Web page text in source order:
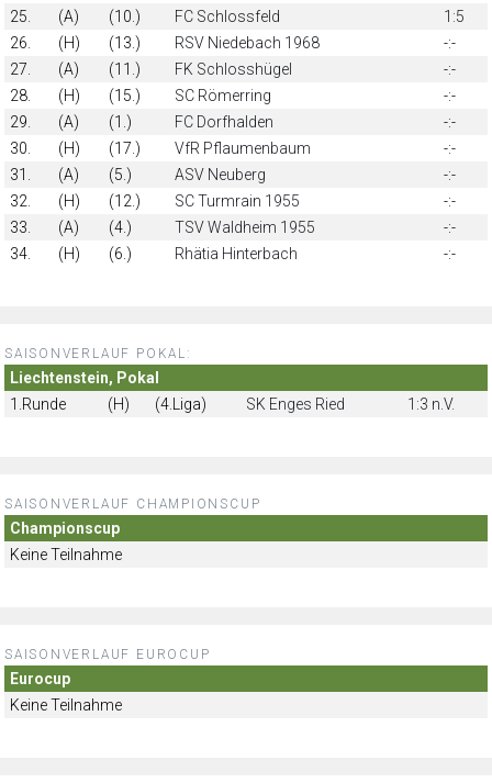
25.
(A) (10.) FC Schlossfeld
1:5
26.
(H) (13.) RSV Niedebach 1968
-:-
27.
(A) (11.) FK Schlosshügel
-:-
28.
(H) (15.) SC Römerring
-:-
29.
(A) (1.) FC Dorfhalden
-:-
30.
(H) (17.) VfR Pflaumenbaum
-:-
31.
(A) (5.) ASV Neuberg
-:-
32.
(H) (12.) SC Turmrain 1955
-:-
33.
(A) (4.) TSV Waldheim 1955
-:-
34.
(H) (6.) Rhätia Hinterbach -:-
SAISONVERLAUF POKAL:
Liechtenstein, Pokal
1.Runde
(H) (4.Liga) SK Enges Ried 1:3 n.V.
SAISONVERLAUF CHAMPIONSCUP
Championscup
Keine Teilnahme
SAISONVERLAUF EUROCUP
Eurocup
Keine Teilnahme